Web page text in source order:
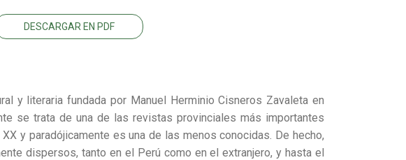
DESCARGAR EN PDF
y literaria fundada por Manuel Herminio Cisneros Zavaleta en
se trata de una de las revistas provinciales más importantes
y paradójicamente es una de las menos conocidas. De hecho,
dispersos, tanto en el Perú como en el extranjero, y hasta el